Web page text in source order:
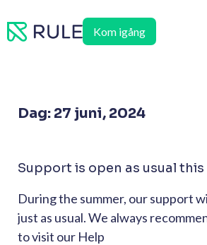
till
Kom igång
Dag: 27 juni, 2024
Support is open as usual
During the summer, our support
just as usual. We always
to visit our Help